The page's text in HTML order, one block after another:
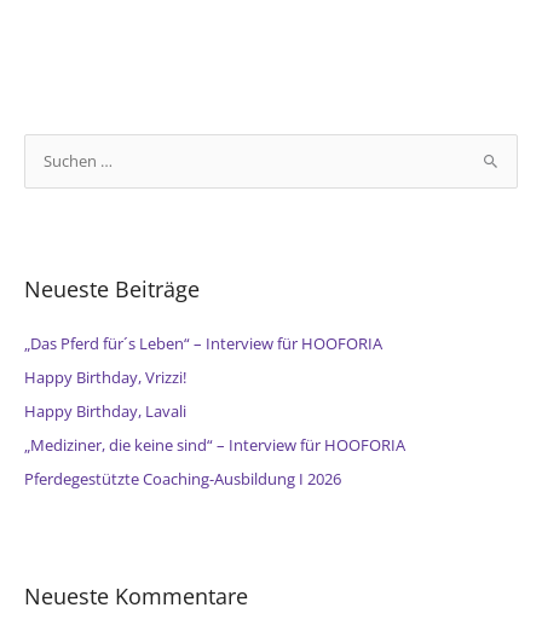
n
a
c
h
:
Neueste Beiträge
„Das Pferd für´s Leben“ – Interview für HOOFORIA
Happy Birthday, Vrizzi!
Happy Birthday, Lavali
„Mediziner, die keine sind“ – Interview für HOOFORIA
Pferdegestützte Coaching-Ausbildung I 2026
Neueste Kommentare